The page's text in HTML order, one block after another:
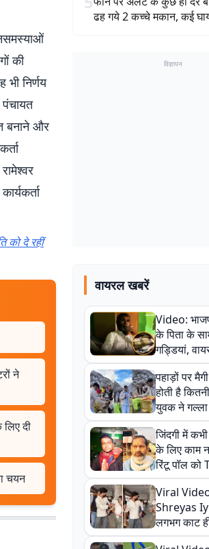
की
निर्णय
पंचायत
बनाने और
को दे रहीं
ने
दी
चयन
ढह गये 2 कच्चे मकान, कई
विज्ञापन
वायरल खबरें
Video:
के पिता के
गड्डियां,
से राजनीति
अजित महतो
की गंदी चाल
पहाड़ों पर
होती है
युवक ने गल्ला
नौकरी
कान
जिंदगी में
के लिए काम
रिंटू पॉल को
ऑफिस में ले
Video
Viral
Shreyas
लगभग काट
न्यूजीलैंड